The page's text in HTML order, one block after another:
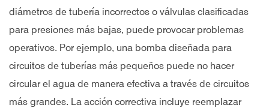
diámetros de tubería incorrectos o válvulas clasificadas
para presiones más bajas, puede provocar problemas
operativos. Por ejemplo, una bomba diseñada para
circuitos de tuberías más pequeños puede no hacer
circular el agua de manera efectiva a través de circuitos
más grandes. La acción correctiva incluye reemplazar